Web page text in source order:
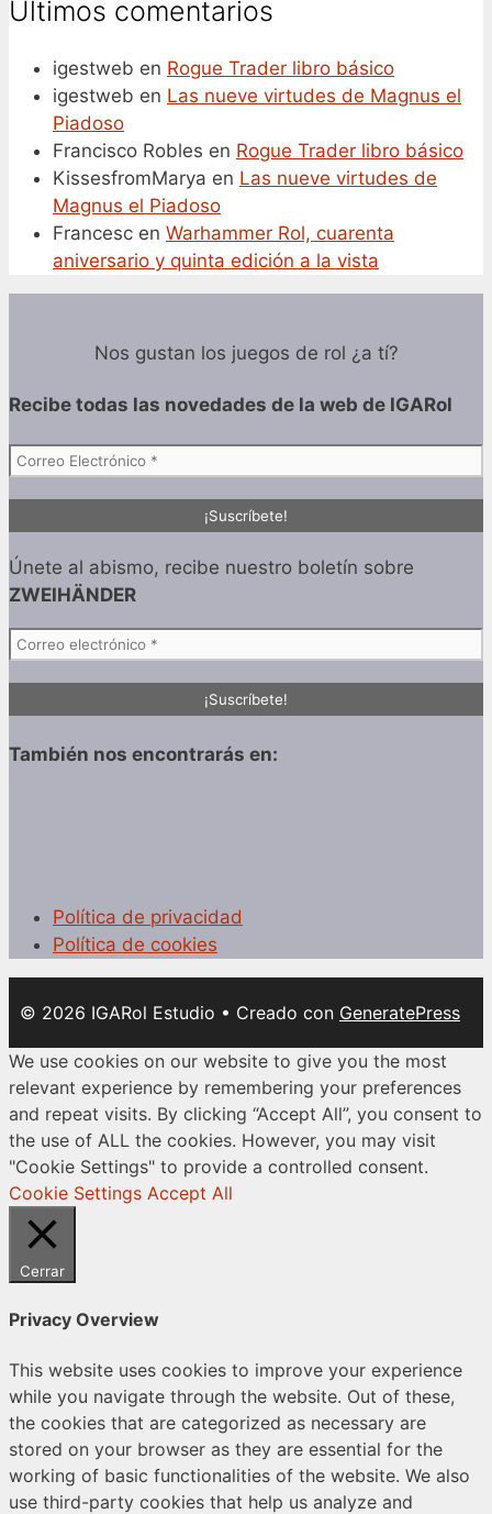
Últimos comentarios
igestweb en Rogue Trader libro básico
igestweb en Las nueve virtudes de Magnus el
Piadoso
Francisco Robles en Rogue Trader libro básico
KissesfromMarya en Las nueve virtudes de
Magnus el Piadoso
Francesc en Warhammer Rol, cuarenta
aniversario y quinta edición a la vista
Nos gustan los juegos de rol ¿a tí?
Recibe todas las novedades de la web de IGARol
Únete al abismo, recibe nuestro boletín sobre
ZWEIHÄNDER
También nos encontrarás en:
Política de privacidad
Política de cookies
© 2026 IGARol Estudio • Creado con GeneratePress
We use cookies on our website to give you the most
relevant experience by remembering your preferences
and repeat visits. By clicking “Accept All”, you consent to
the use of ALL the cookies. However, you may visit
"Cookie Settings" to provide a controlled consent.
Cookie Settings Accept All
Cerrar
Privacy Overview
This website uses cookies to improve your experience
while you navigate through the website. Out of these,
the cookies that are categorized as necessary are
stored on your browser as they are essential for the
working of basic functionalities of the website. We also
use third-party cookies that help us analyze and